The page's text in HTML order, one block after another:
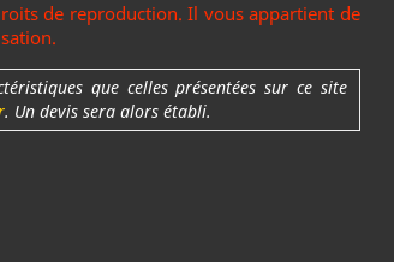
de reproduction. Il vous appartient de
que celles présentées sur ce site
. Un devis sera alors établi.